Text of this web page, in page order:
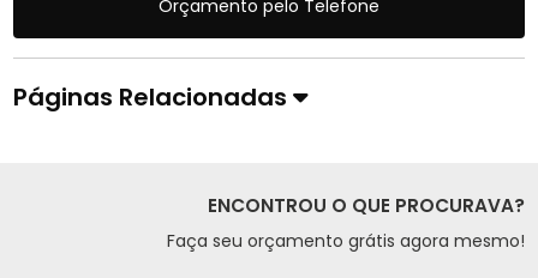
Orçamento pelo Telefone
Páginas Relacionadas
ENCONTROU O QUE PROCURAVA?
Faça seu orçamento grátis agora mesmo!